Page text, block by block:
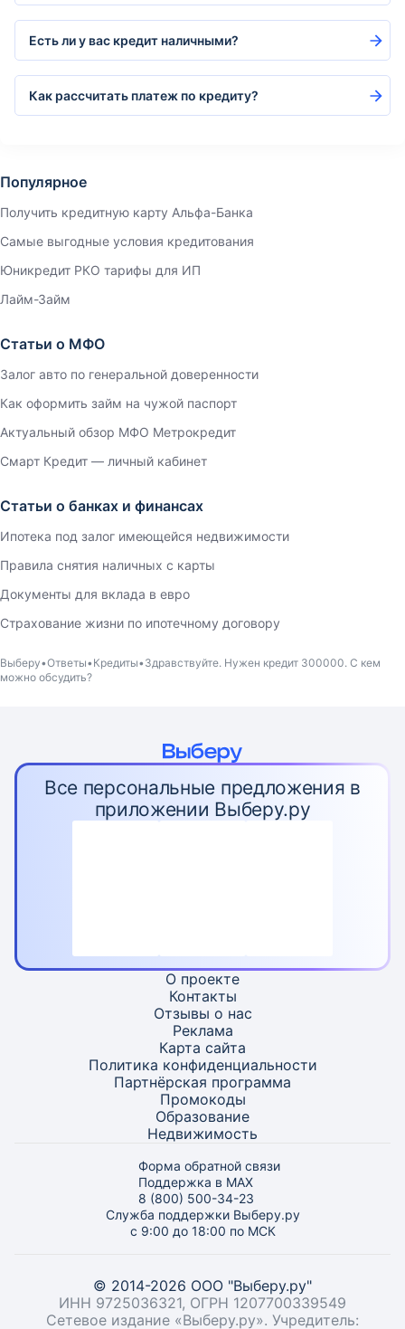
Есть ли у вас кредит наличными?
Как рассчитать платеж по кредиту?
Популярное
Получить кредитную карту Альфа-Банка
Самые выгодные условия кредитования
Юникредит РКО тарифы для ИП
Лайм-Займ
Статьи о МФО
Залог авто по генеральной доверенности
Как оформить займ на чужой паспорт
Актуальный обзор МФО Метрокредит
Смарт Кредит — личный кабинет
Статьи о банках и финансах
Ипотека под залог имеющейся недвижимости
Правила снятия наличных с карты
Документы для вклада в евро
Страхование жизни по ипотечному договору
Выберу Ответы Кредиты Здравствуйте. Нужен кредит 300000. С кем
можно обсудить?
Все персональные предложения в
приложении Выберу.ру
О проекте
Контакты
Отзывы о нас
Реклама
Карта сайта
Политика конфиденциальности
Партнёрская программа
Промокоды
Образование
Недвижимость
Форма обратной связи
Поддержка в MAX
8 (800) 500-34-23
Служба поддержки Выберу.ру
с 9:00 до 18:00 по МСК
© 2014-2026 ООО "Выберу.ру"
ИНН 9725036321, ОГРН 1207700339549
Сетевое издание «Выберу.ру». Учредитель: